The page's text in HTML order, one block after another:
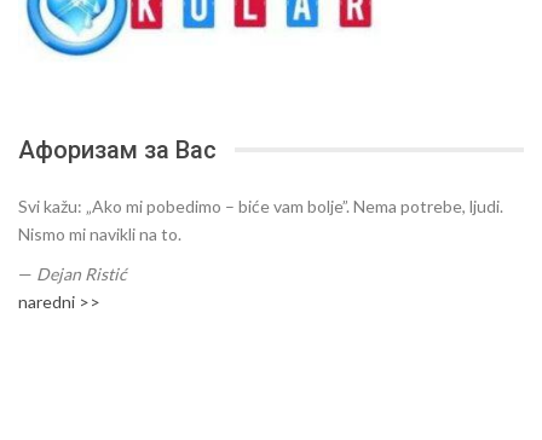
Афоризам за Вас
Svi kažu: „Ako mi pobedimo – biće vam bolje”. Nema potrebe, ljudi.
Nismo mi navikli na to.
— Dejan Ristić
naredni >>